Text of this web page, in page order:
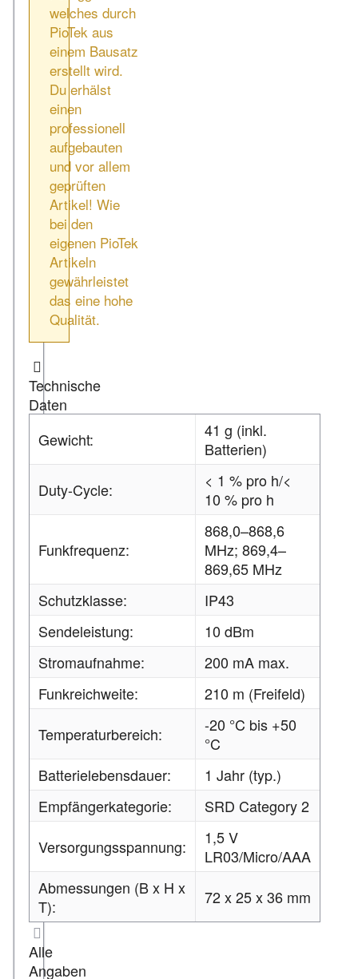
welches durch
PioTek aus
einem Bausatz
erstellt wird.
Du erhälst
einen
professionell
aufgebauten
und vor allem
geprüften
Artikel! Wie
bei den
eigenen PioTek
Artikeln
gewährleistet
das eine hohe
Qualität.
Technische
Daten
Gewicht:
41 g (inkl.
Batterien)
Duty-Cycle:
< 1 % pro h/<
10 % pro h
Funkfrequenz:
868,0–868,6
MHz; 869,4–
869,65 MHz
Schutzklasse:
IP43
Sendeleistung:
10 dBm
Stromaufnahme:
200 mA max.
Funkreichweite:
210 m (Freifeld)
Temperaturbereich:
-20 °C bis +50
°C
Batterielebensdauer:
1 Jahr (typ.)
Empfängerkategorie:
SRD Category 2
Versorgungsspannung:
1,5 V
LR03/Micro/AAA
Abmessungen (B x H x
T):
72 x 25 x 36 mm
Alle
Angaben